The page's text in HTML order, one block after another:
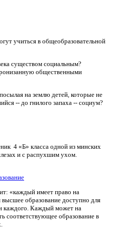
учиться в общеобразовательной
существом социальным?
общественными
на землю детей, которые не
-- до гнилого запаха -- социум?
4 «Б» класса одной из минских
и с распухшим ухом.
«каждый имеет право на
образование доступно для
каждого. Каждый может на
соответствующее образование в